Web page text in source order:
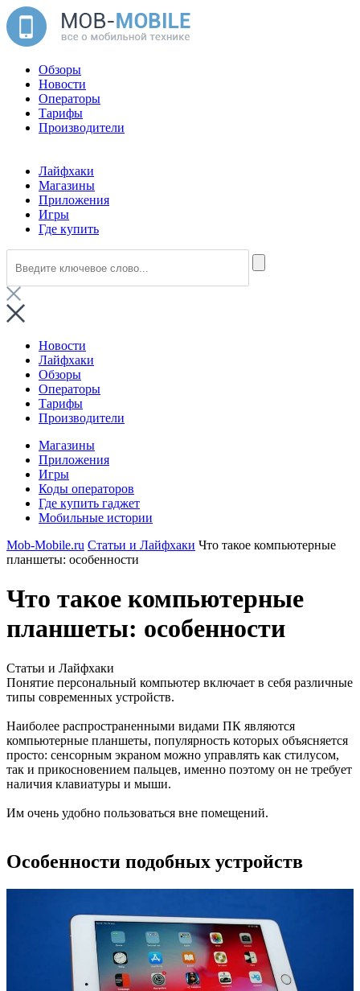
Обзоры
Новости
Операторы
Тарифы
Производители
Лайфхаки
Магазины
Приложения
Игры
Где купить
Новости
Лайфхаки
Обзоры
Операторы
Тарифы
Производители
Магазины
Приложения
Игры
Коды операторов
Где купить гаджет
Мобильные истории
Mob-Mobile.ru Статьи и Лайфхаки Что такое компьютерные
планшеты: особенности
Что такое компьютерные
планшеты: особенности
Статьи и Лайфхаки
Понятие персональный компьютер включает в себя различные
типы современных устройств.
Наиболее распространенными видами ПК являются
компьютерные планшеты, популярность которых объясняется
просто: сенсорным экраном можно управлять как стилусом,
так и прикосновением пальцев, именно поэтому он не требует
наличия клавиатуры и мыши.
Им очень удобно пользоваться вне помещений.
Особенности подобных устройств